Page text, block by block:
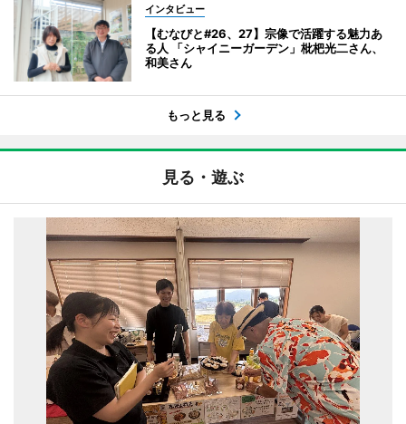
インタビュー
【むなびと#26、27】宗像で活躍する魅力あ
る人 「シャイニーガーデン」枇杷光二さん、
和美さん
もっと見る
見る・遊ぶ